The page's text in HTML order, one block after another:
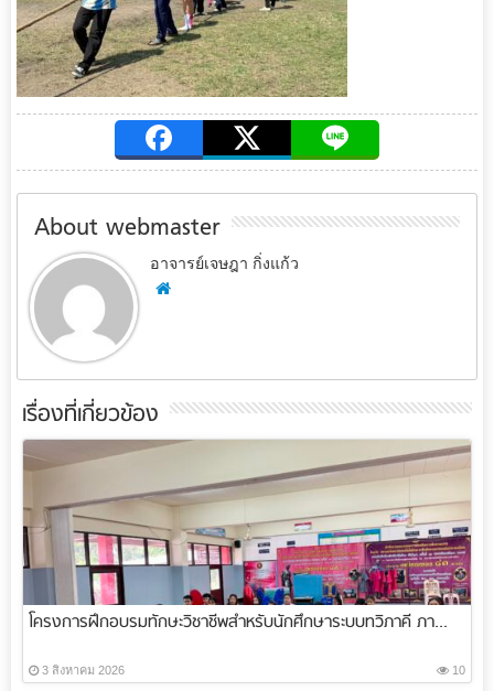
About webmaster
อาจารย์เจษฎา กิ่งแก้ว
เรื่องที่เกี่ยวข้อง
โครงการฝึกอบรมทักษะวิชาชีพสำหรับนักศึกษาระบบทวิภาคี ภา...
3 สิงหาคม 2026 10